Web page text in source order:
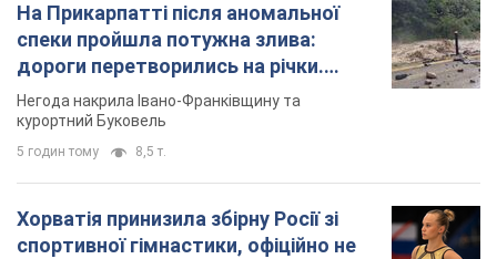
На Прикарпатті після аномальної
спеки пройшла потужна злива:
дороги перетворились на річки.
Відео
Негода накрила Івано-Франківщину та
курортний Буковель
5 годин тому 8,5 т.
Хорватія принизила збірну Росії зі
спортивної гімнастики, офіційно не